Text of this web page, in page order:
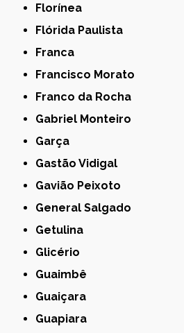
Florínea
Flórida Paulista
Franca
Francisco Morato
Franco da Rocha
Gabriel Monteiro
Garça
Gastão Vidigal
Gavião Peixoto
General Salgado
Getulina
Glicério
Guaimbê
Guaiçara
Guapiara